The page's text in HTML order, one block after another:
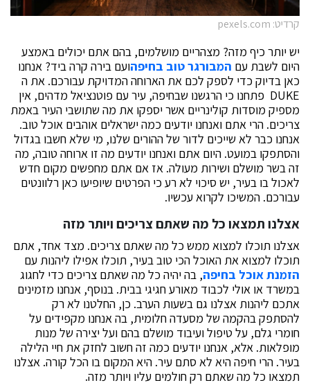
קרדיט: pexels.com
יש יותר כיף מזה? מצהריים מושלמים, בהם אתם יכולים באמצע
היום לשבת עם המבורגר טוב בחיפהועם בירה קרה ביד? אנחנו
כאן בדיוק כדי לספק לכם את הארוחה המדויקת עבורכם. את ה
DUKE פתחנו כי הרגשנו שבחיפה, עיר עם פוטנציאל מדהים, אין
מספיק מוסדות קולינריים אשר יספקו את מה שתושבי העיר באמת
צריכים. הרי אתם ואנחנו יודעים כמה ישראלים אוהבים אוכל טוב.
אנחנו כבר לא שייכים לדור של ההורים שלנו, מי שלא חשבו בגדול
והסתפקו במועט. היום אתם ואנחנו יודעים מה זו ארוחה טובה, מה
זה בשר מושלם ושירות מעולה. אז אם אתם מחפשים מקום חדש
לאכול בו בעיר, יש סיכוי לא רע כי הפרטים שיופיעו כאן רלוונטים
עבורכם. המשיכו לקרוא עכשיו.
אצלנו תמצאו כל מה שאתם צריכים ויותר מזה
אצלנו תוכלו למצוא ממש כל מה שאתם צריכים. מצד אחד, אתם
תוכלו למצוא את האוכל הכי טוב בעיר, תוכלו אפילו ליהנות עם
הזמנת אוכל בחיפה, בה יהיה כל מה שאתם צריכים כדי לחגוג
במשרד או אולי לכבוד מאורע חגיגי בבית. בנוסף, אנחנו מזמינים
אתכם ליהנות אצלנו גם בשעות הערב. כן, החלטנו לא רק
להסתפק בהקמה של מסעדה חלומית, בה אנחנו מקפידים על
חומרי גלם, על טיפול ועיבוד מושלם בהם ועל יצירה של מנות
מופלאות. אלא, אנחנו יודעים כמה זה חשוב לחזק את חיי הלילה
בעיר. הרי חיפה היא לא סתם עיר. היא המקום בו הכל קורה. אצלנו
תמצאו כל מה שאתם רק חולמים עליו ויותר מזה.